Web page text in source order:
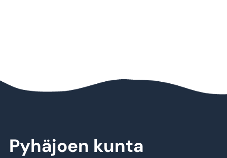
Pyhäjoen kunta